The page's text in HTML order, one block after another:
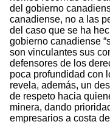
del gobierno
canadiense, no a las
del caso que se ha
gobierno canadiense
son vinculantes sus
defensores de los
poca profundidad con
revela, además, un
de respeto hacia
minera, dando
empresarios a costa